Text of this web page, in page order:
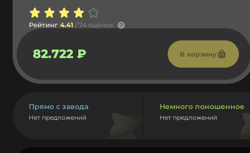
Рейтинг 4.41 / 74 оценок
82.722 ₽ В корзину
Прямо с завода
Нет предложений
Немного поношенное
Нет предложений